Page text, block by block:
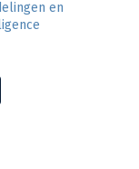
en